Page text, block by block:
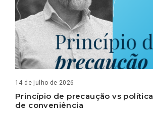
14 de julho de 2026
Princípio de precaução vs política
de conveniência